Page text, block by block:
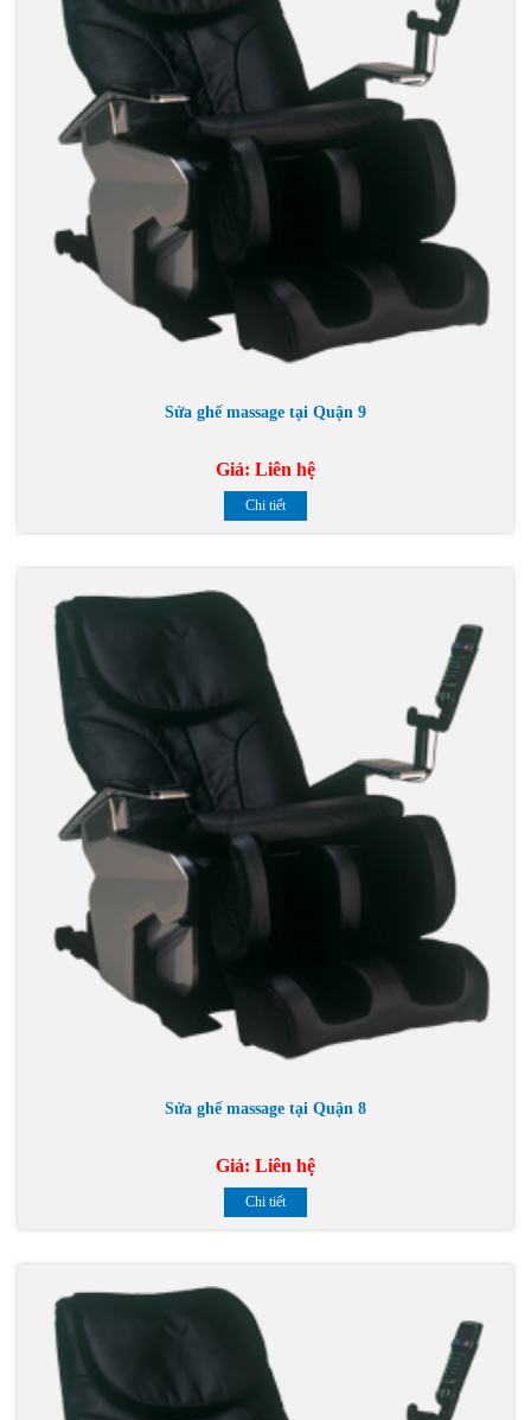
Sửa ghế massage tại Quận 9
Giá: Liên hệ
Chi tiết
Sửa ghế massage tại Quận 8
Giá: Liên hệ
Chi tiết